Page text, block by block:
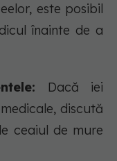
este posibil
înainte de a
Dacă iei
discută
ceaiul de mure